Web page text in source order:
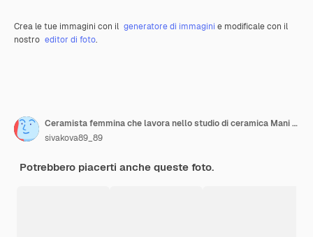
Crea le tue immagini con il generatore di immagini e modificale con il
nostro editor di foto.
Ceramista femmina che lavora nello studio di ceramica Mani del ceramista sporche di argilla Processo di creazione della ceramica Il maestro ceramista lavora nel suo studio
sivakova89_89
Potrebbero piacerti anche queste foto.